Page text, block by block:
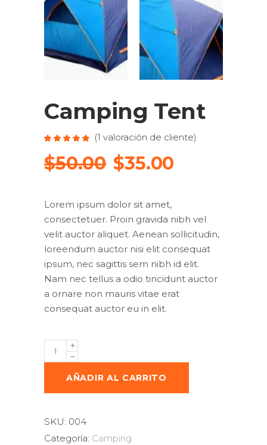
Camping Tent
Valorado
5
basado
en
1
(1 valoración de cliente)
$50.00 $35.00
Lorem ipsum dolor sit amet,
consectetuer. Proin gravida nibh vel
velit auctor aliquet. Aenean sollicitudin,
loreendum auctor nisi elit consequat
ipsum, nec sagittis sem nibh id elit.
Nam nec tellus a odio tincidunt auctor
a ornare non mauris vitae erat
consequat auctor eu in elit.
Camping
Tent
quantityAÑADIR AL CARRITO
SKU: 004
Categoría: Camping